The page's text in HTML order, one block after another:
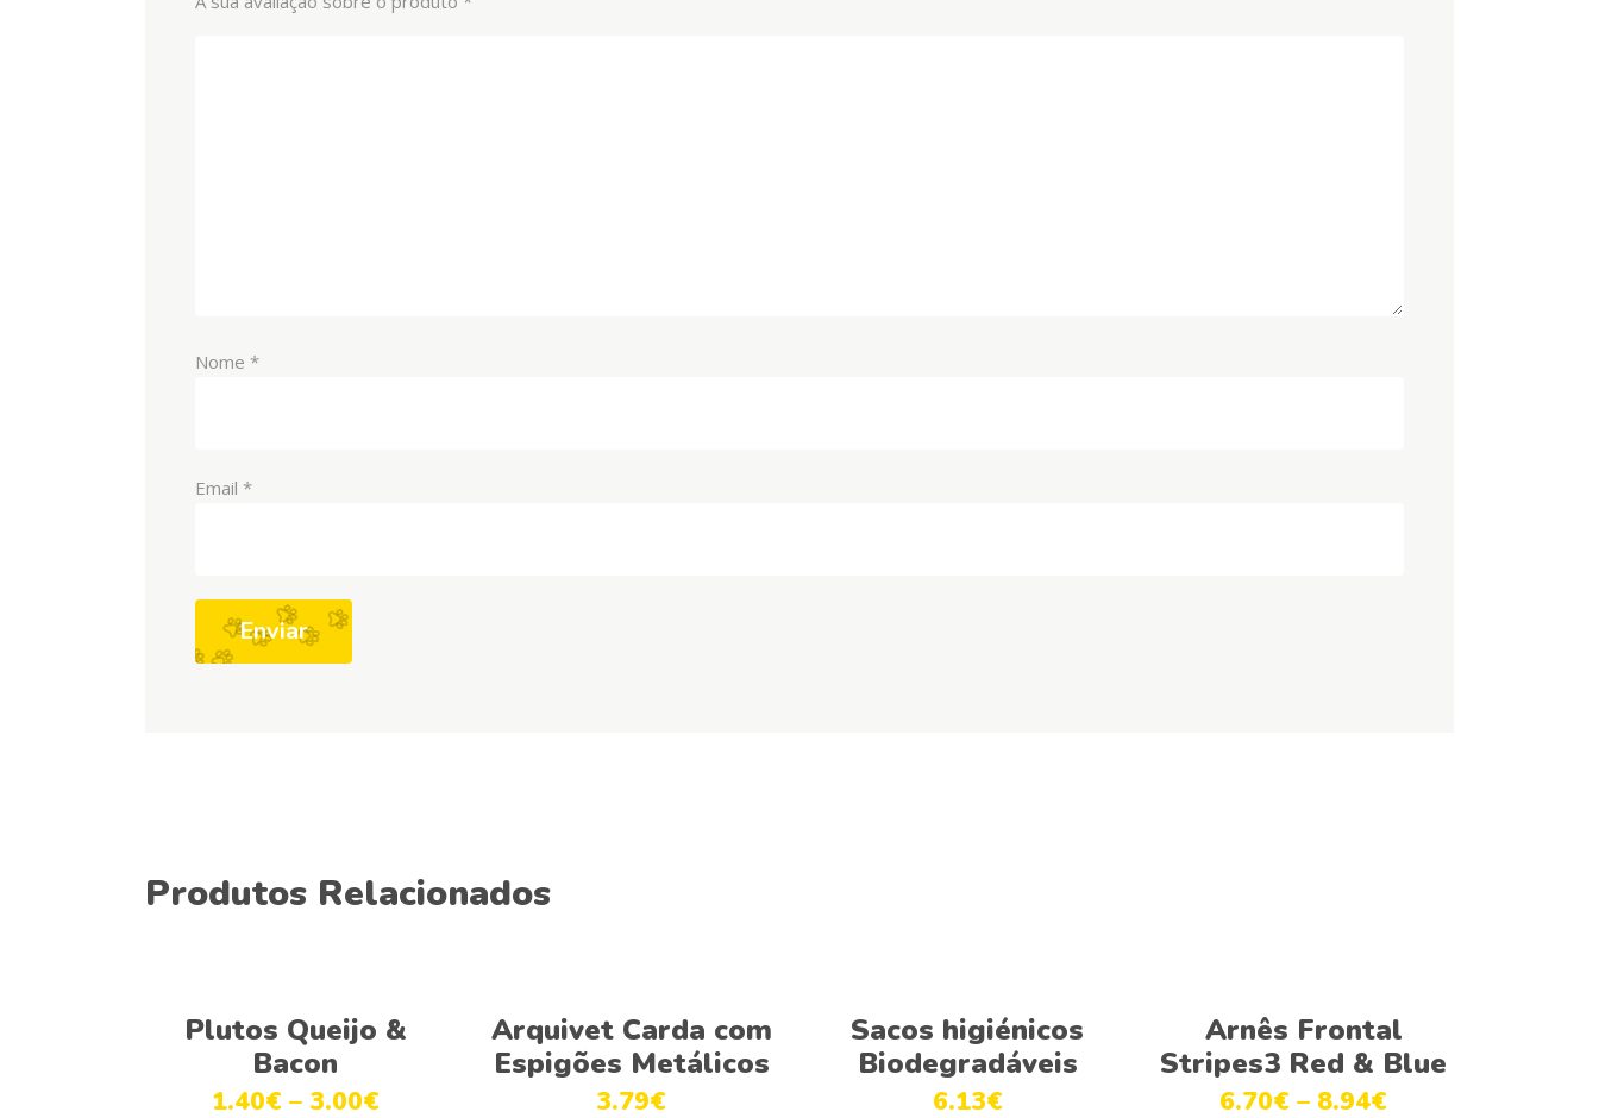
Nome *
Email *
Produtos Relacionados
Ver opções
Plutos Queijo &
Bacon
1.40€ – 3.00€
Adicionar
Arquivet Carda com
Espigões Metálicos
3.79€
Adicionar
Sacos higiénicos
Biodegradáveis
6.13€
Ver opções
Arnês Frontal
Stripes3 Red & Blue
6.70€ – 8.94€